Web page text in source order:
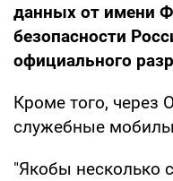
данных от имени
безопасности
официального
Кроме того, через
служебные
"Якобы несколько